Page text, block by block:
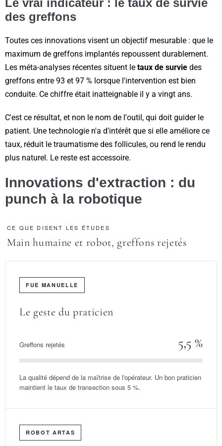
Le vrai indicateur : le taux de survie
des greffons
Toutes ces innovations visent un objectif mesurable : que le
maximum de greffons implantés repoussent durablement.
Les méta-analyses récentes situent le taux de survie des
greffons entre 93 et 97 % lorsque l'intervention est bien
conduite. Ce chiffre était inatteignable il y a vingt ans.
C'est ce résultat, et non le nom de l'outil, qui doit guider le
patient. Une technologie n'a d'intérêt que si elle améliore ce
taux, réduit le traumatisme des follicules, ou rend le rendu
plus naturel. Le reste est accessoire.
Innovations d'extraction : du
punch à la robotique
CE QUE DISENT LES ÉTUDES
Main humaine et robot, greffons rejetés
FUE MANUELLE
Le geste du praticien
Greffons rejetés 5,5 %
La qualité dépend de la maîtrise de l'opérateur. Un bon praticien
maintient le taux de transection sous 5 %.
ROBOT ARTAS